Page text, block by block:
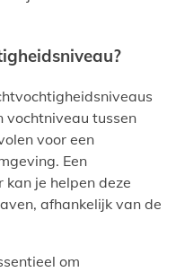
vochtniveau tussen
voor een
Een
je helpen deze
afhankelijk van de
om